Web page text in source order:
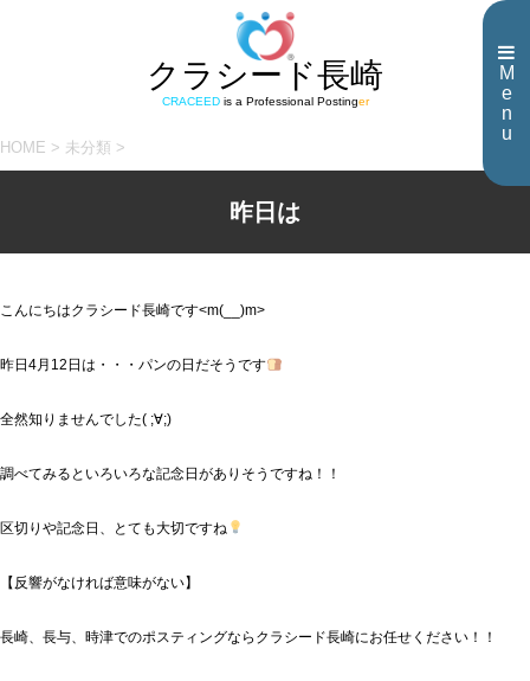
M
e
n
u
クラシード長崎
CRACEEDis a Professional Postinger
HOME > 未分類 >
昨日は
こんにちはクラシード長崎です<m(__)m>
昨日4月12日は・・・パンの日だそうです
全然知りませんでした( ;∀;)
調べてみるといろいろな記念日がありそうですね！！
区切りや記念日、とても大切ですね
【反響がなければ意味がない】
長崎、長与、時津でのポスティングならクラシード長崎にお任せください！！